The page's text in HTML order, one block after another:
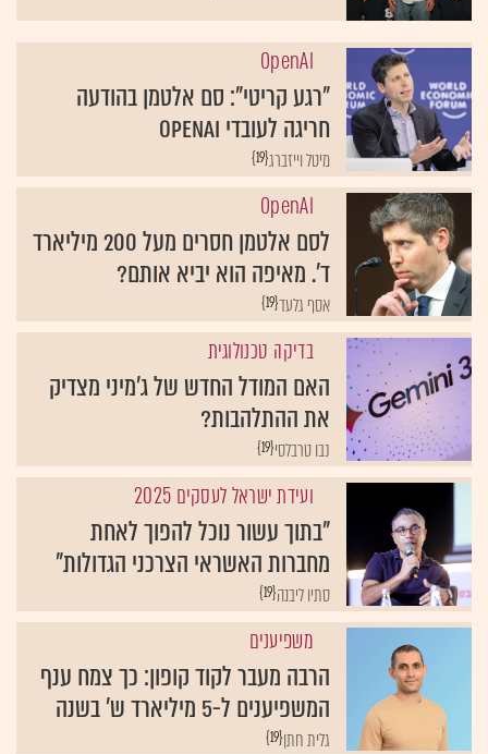
OpenAI
"רגע קריטי": סם אלטמן בהודעה
חריגה לעובדי OpenAI
{19}מיטל וייזברג
OpenAI
לסם אלטמן חסרים מעל 200 מיליארד
ד'. מאיפה הוא יביא אותם?
{19}אסף גלעד
בדיקה טכנולוגית
האם המודל החדש של ג'מיני מצדיק
את ההתלהבות?
{19}נבו טרבלסי
ועידת ישראל לעסקים 2025
"בתוך עשור נוכל להפוך לאחת
מחברות האשראי הצרכני הגדולות"
{19}סתיו ליבנה
משפיענים
הרבה מעבר לקוד קופון: כך צמח ענף
המשפיענים ל-5 מיליארד ש' בשנה
{19}גלית חתן